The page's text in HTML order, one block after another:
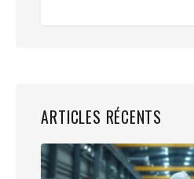
ARTICLES RÉCENTS